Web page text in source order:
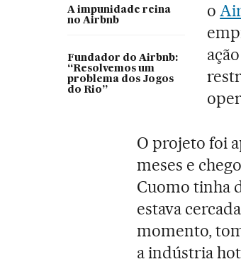
A impunidade reina
no Airbnb
Fundador do Airbnb:
“Resolvemos um
problema dos Jogos
do Rio”
o
O projeto foi
meses e
Cuomo tinha
estava
momento,
a indústria